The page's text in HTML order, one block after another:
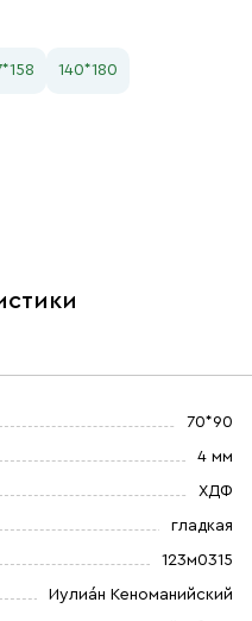
140*180
70*90
4 мм
ХДФ
гладкая
123м0315
Иулиа́н Кеноманийский